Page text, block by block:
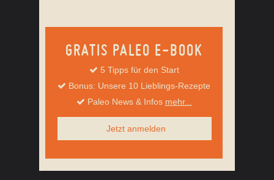
GRATIS PALEO E-BOOK
5 Tipps für den Start
Bonus: Unsere 10 Lieblings-Rezepte
Paleo News & Infos mehr...
Jetzt anmelden